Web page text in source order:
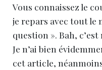
Vous connaissez le
je repars avec tout le
question ». Bah, c’est
Je n’ai bien
cet article,